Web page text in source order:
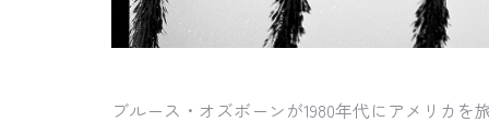
ブルース・オズボーンが1980年代にアメリカ